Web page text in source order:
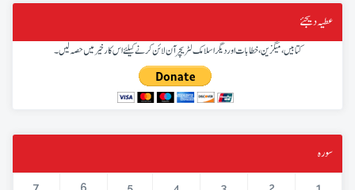
عطیہ دیجئے
کتابیں، میگزین، خطابات اور دیگر اسلامک لٹریچر آن لائن کرنے کیلئے اس کار خیر میں حصہ لیں۔
سورہ